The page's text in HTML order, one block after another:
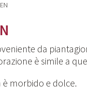
da
è simile a
è morbido e dolce.